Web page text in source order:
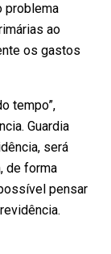
problema
ao
os gastos
tempo”,
Guardia
será
de forma
pensar